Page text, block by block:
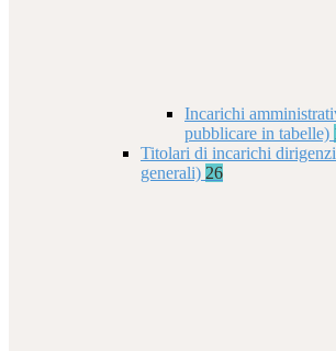
Incarichi
pubblicare in tabelle)
Titolari di incarichi
generali) 26